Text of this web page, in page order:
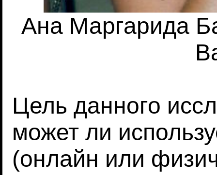
Ана Маргарида
Цель данного
может ли
(онлайн или